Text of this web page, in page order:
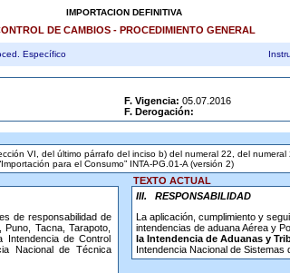
IMPORTACION DEFINITIVA
DE CAMBIOS - PROCEDIMIENTO GENERAL
Específico
F. Vigencia: 05.07.2016
F. Derogación:
VI, del último párrafo del inciso b) del numeral 22, del
para el Consumo” INTA-PG.01-A (versión 2)
de responsabilidad de
Tacna, Tarapoto,
Intendencia de Control
Nacional de Técnica
TEXTO ACTUAL
III.
RESPONSABILIDAD
La aplicación, cumplimiento y
intendencias de aduana Aérea y
la Intendencia de Aduanas y
Intendencia Nacional de